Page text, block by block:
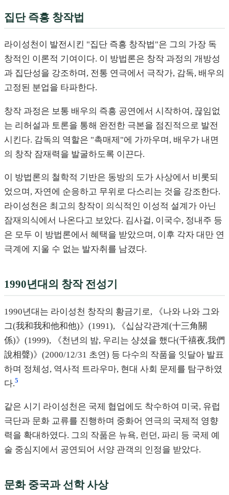
집단 즉흥 창작법
라이성천이 발전시킨 "집단 즉흥 창작법"은 그의 가장 독
창적인 이론적 기여이다. 이 방법론은 창작 과정의 개방성
과 집단성을 강조하며, 전통 연극에서 극작가, 감독, 배우의
고정된 분업을 타파한다.
창작 과정은 보통 배우의 즉흥 공연에서 시작하여, 끊임없
는 리허설과 토론을 통해 완전한 극본을 점진적으로 발전
시킨다. 감독의 역할은 "촉매제"에 가까우며, 배우가 내면
의 창작 잠재력을 발굴하도록 이끈다.
이 방법론의 철학적 기반은 동방의 도가 사상에서 비롯되
었으며, 자연에 순응하고 무위로 다스리는 것을 강조한다.
라이성천은 최고의 창작이 의식적인 이성적 설계가 아닌
잠재의식에서 나온다고 보았다. 김사걸, 이국수, 정내주 등
은 모두 이 방법론에서 혜택을 받았으며, 이후 각자 대만 연
극계에 지울 수 없는 발자취를 남겼다.
1990년대의 창작 전성기
1990년대는 라이성천 창작의 황금기로, 《나와 나와 그와
그(我和我和他和他)》(1991), 《십삼각관계(十三角關
係)》(1999), 《천년의 밤, 우리는 샹셨을 했다(千禧夜,我們
說相聲)》(2000/12/31 초연) 등 다수의 작품을 잇달아 발표
하며 정체성, 역사적 트라우마, 현대 사회 문제를 탐구하였
다.5
같은 시기 라이성천은 국제 협업에도 착수하여 미국, 유럽
극단과 문화 교류를 진행하며 중화어 연극의 국제적 영향
력을 확대하였다. 그의 작품은 뉴욕, 런던, 파리 등 국제 예
술 중심지에서 공연되어 서양 관객의 인정을 받았다.
문화 중국과 선학 사상